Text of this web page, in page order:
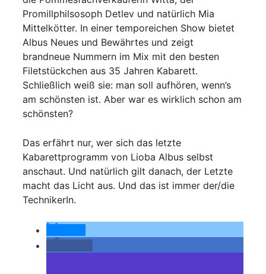
Promillphilsosoph Detlev und natürlich Mia
Mittelkötter. In einer temporeichen Show bietet
Albus Neues und Bewährtes und zeigt
brandneue Nummern im Mix mit den besten
Filetstückchen aus 35 Jahren Kabarett.
Schließlich weiß sie: man soll aufhören, wenn’s
am schönsten ist. Aber war es wirklich schon am
schönsten?
Das erfährt nur, wer sich das letzte
Kabarettprogramm von Lioba Albus selbst
anschaut. Und natürlich gilt danach, der Letzte
macht das Licht aus. Und das ist immer der/die
TechnikerIn.